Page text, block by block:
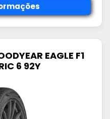
EAGLE F1
6 92Y